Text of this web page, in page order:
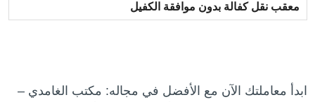
معقب نقل كفالة بدون موافقة الكفيل
ابدأ معاملتك الآن مع الأفضل في مجاله: مكتب الغامدي –